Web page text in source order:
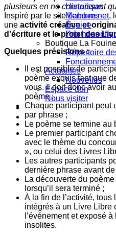
Historique
Membres
Équipe
Prix
Boutique La
Répertoire
Actualités
Nouvelles
Espace don
Nous visiter
plusieurs en ne connaissant
Inspiré par le siteLabo-m.net,
une activité créative et
d’écriture et le projet des
Quelques précisions :
Il est possible de
poème exquis tant que
vous. Il doit donc avoir
poème ;
Chaque participant peut
par phrase ;
Le poème se termine au
Le premier participant
avec le thème du
», ou celui des Livres
Les autres participants
dernière phrase avant
La découverte du
lorsqu’il sera terminé ;
À la fin de l’activité,
intégrés à un Livre Libre
l’événement et exposé
insolites.